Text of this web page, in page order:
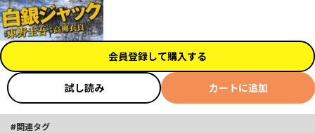
会員登録して購入する
試し読み カートに追加
関連タグ